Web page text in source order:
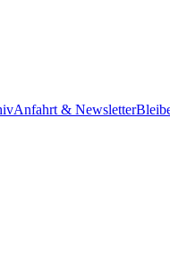
Anfahrt & Newsletter